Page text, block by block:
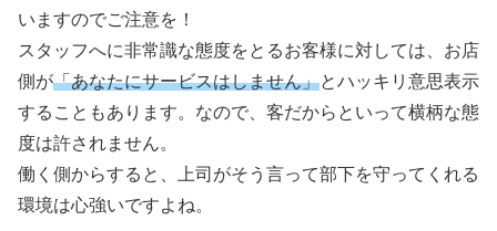
いますのでご注意を！
スタッフへに非常識な態度をとるお客様に対しては、お店
側が「あなたにサービスはしません」とハッキリ意思表示
することもあります。なので、客だからといって横柄な態
度は許されません。
働く側からすると、上司がそう言って部下を守ってくれる
環境は心強いですよね。